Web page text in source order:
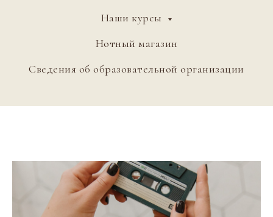
Наши курсы
Нотный магазин
Сведения об образовательной организации